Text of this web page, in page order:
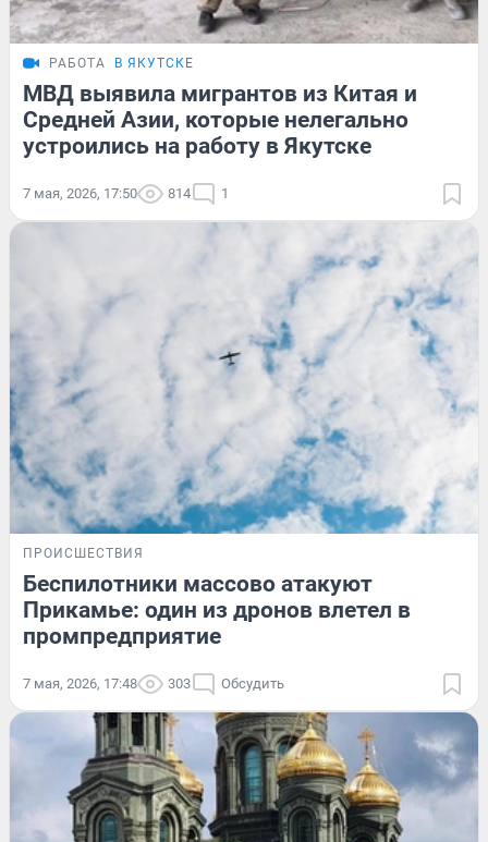
РАБОТА В ЯКУТСКЕ
МВД выявила мигрантов из Китая и
Средней Азии, которые нелегально
устроились на работу в Якутске
7 мая, 2026, 17:50 814 1
ПРОИСШЕСТВИЯ
Беспилотники массово атакуют
Прикамье: один из дронов влетел в
промпредприятие
7 мая, 2026, 17:48 303 Обсудить